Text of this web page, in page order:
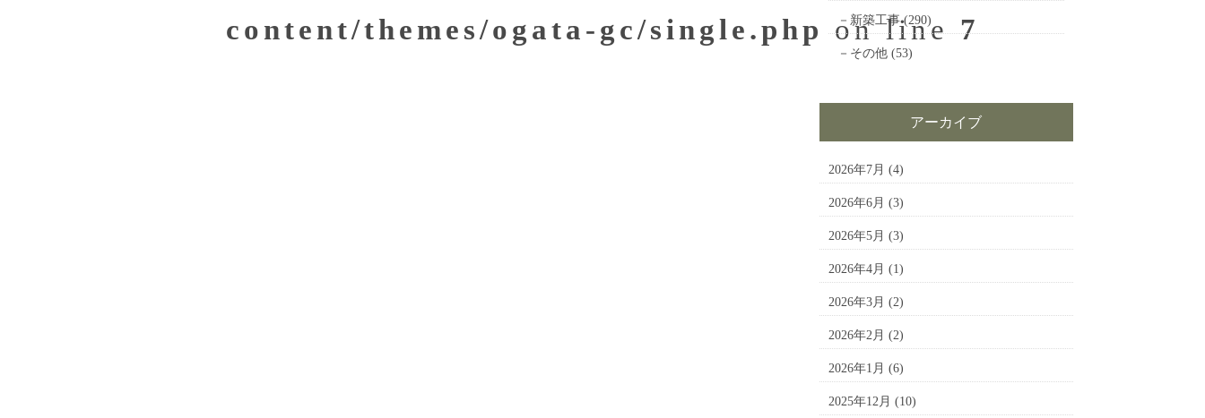
content/themes/ogata-gc/single.php on line7
新築工事(290)
その他(53)
アーカイブ
2026年7月 (4)
2026年6月 (3)
2026年5月 (3)
2026年4月 (1)
2026年3月 (2)
2026年2月 (2)
2026年1月 (6)
2025年12月 (10)